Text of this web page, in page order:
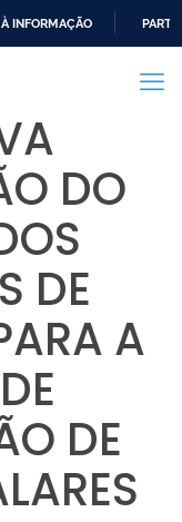
INFORMAÇÃO
DO
DE
A
DE